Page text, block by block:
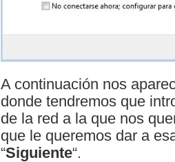
A continuación nos
donde tendremos que
de la red a la que nos
que le queremos dar a
“Siguiente“.